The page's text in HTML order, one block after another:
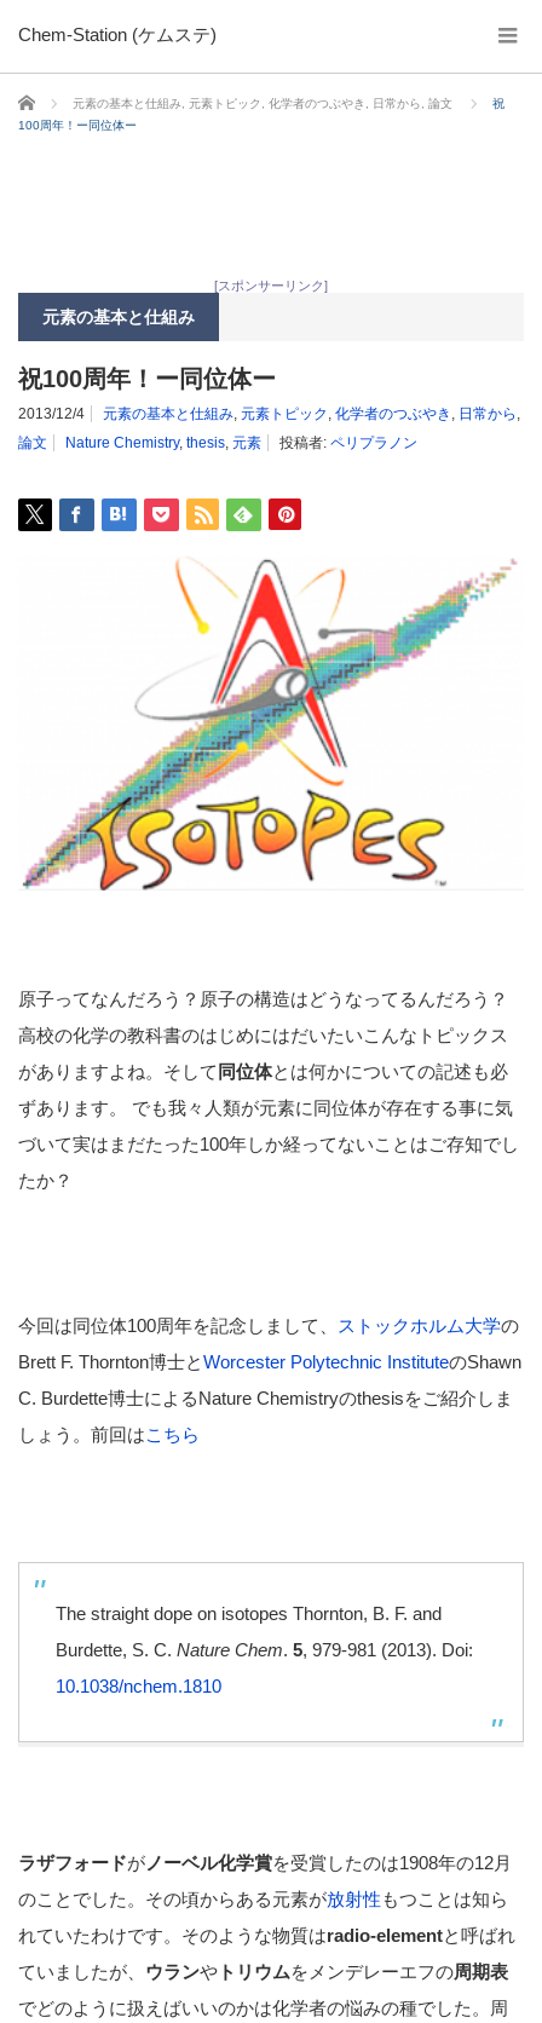
Chem-Station (ケムステ)
ホーム 元素の基本と仕組み 元素トピック 化学者のつぶやき 日常から 論文
祝
100周年！ー同位体ー
[スポンサーリンク]
元素の基本と仕組み
祝100周年！ー同位体ー
2013/12/4 元素の基本と仕組み, 元素トピック , 化学者のつぶやき , 日常から ,
論文
Nature Chemistry, thesis, 元素 投稿者: ペリプラノン
原子ってなんだろう？原子の構造はどうなってるんだろう？
高校の化学の教科書のはじめにはだいたいこんなトピックス
がありますよね。そして 同位体とは何かについての記述も必
ずあります。 でも我々人類が元素に同位体が存在する事に気
づいて実はまだたった100年しか経ってないことはご存知でし
たか？
今回は同位体100周年を記念しまして、 ストックホルム大学の
Brett F. Thornton博士とWorcester Polytechnic InstituteのShawn
C. Burdette博士によるNature Chemistryのthesisをご紹介しま
しょう。前回はこちら
The straight dope on isotopes Thornton, B. F. and
Burdette, S. C. Nature Chem. 5, 979-981 (2013). Doi:
10.1038/nchem.1810
ラザフォードが ノーベル化学賞を受賞したのは1908年の12月
のことでした。その頃からある元素が放射性 もつことは知ら
れていたわけです。そのような物質はradio-elementと呼ばれ
ていましたが、 ウランや トリウムをメンデレーエフの周期表
でどのように扱えばいいのかは化学者の悩みの種でした。周